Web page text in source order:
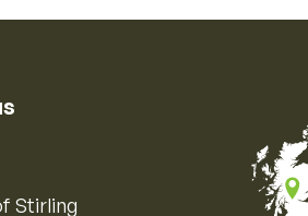
Stirling